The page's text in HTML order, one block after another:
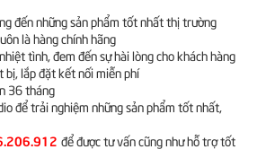
đến những sản phẩm tốt nhất thị trường
là hàng chính hãng
tình, đem đến sự hài lòng cho khách hàng
bị, lắp đặt kết nối miễn phí
36 tháng
để trải nghiệm những sản phẩm tốt nhất,
để được tư vấn cũng như hỗ trợ tốt